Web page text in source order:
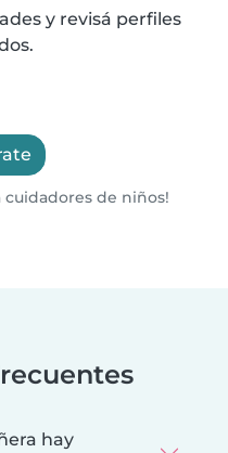
y revisá perfiles
cuidadores de niños!
hay